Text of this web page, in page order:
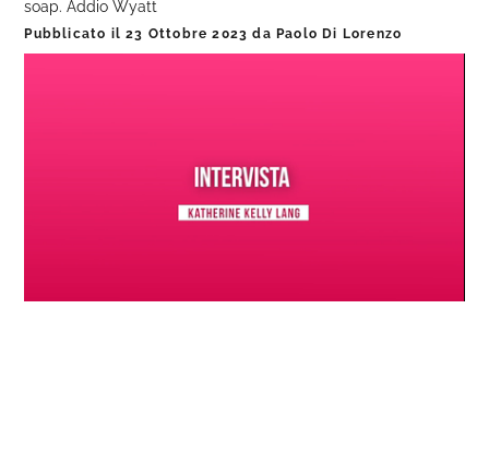
soap. Addio Wyatt
Pubblicato il23 Ottobre 2023 da Paolo Di Lorenzo
0%
0%